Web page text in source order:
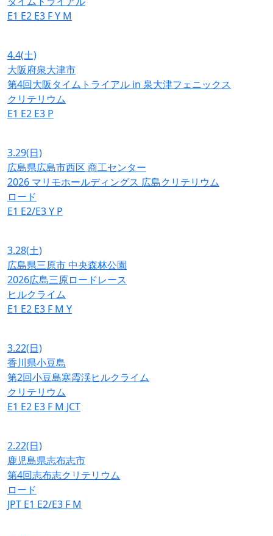
E1 E2 E3 FY M
4.4(土)
大阪府泉大津市
第4回大阪タイムトライアル in 泉大津フェニックス
クリテリウム
E1 E2 E3 P
3.29(日)
広島県広島市西区 商工センター
2026 マリモホールディングス 広島クリテリウム
ロード
E1 E2/E3Y P
3.28(土)
広島県三原市 中央森林公園
2026広島三原ロードレース
ヒルクライム
E1 E2 E3 F M Y
3.22(日)
香川県小豆島
第2回小豆島寒霞渓ヒルクライム
クリテリウム
E1 E2 E3 F M JCT
2.22(日)
鹿児島県志布志市
第4回志布志クリテリウム
ロード
JPT E1 E2/E3 F M